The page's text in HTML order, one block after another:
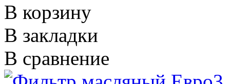
В корзину
В закладки
В сравнение